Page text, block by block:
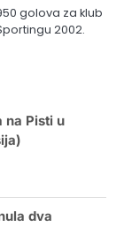
golova za klub
2002.
na Pisti u
dva